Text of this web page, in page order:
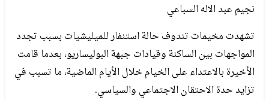
نجيم عبد الاله السباعي
تشهدت مخيمات تندوف حالة استنفار للميليشيات بسبب تجدد
المواجهات بين الساكنة وقيادات جبهة البوليساريو، بعدما قامت
الأخيرة بالاعتداء على الخيام خلال الأيام الماضية، ما تسبب في
تزايد حدة الاحتقان الاجتماعي والسياسي.